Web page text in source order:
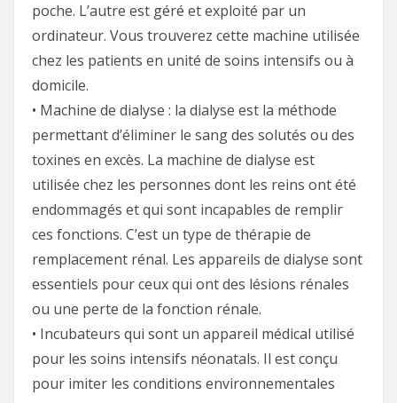
poche. L’autre est géré et exploité par un
ordinateur. Vous trouverez cette machine utilisée
chez les patients en unité de soins intensifs ou à
domicile.
• Machine de dialyse : la dialyse est la méthode
permettant d’éliminer le sang des solutés ou des
toxines en excès. La machine de dialyse est
utilisée chez les personnes dont les reins ont été
endommagés et qui sont incapables de remplir
ces fonctions. C’est un type de thérapie de
remplacement rénal. Les appareils de dialyse sont
essentiels pour ceux qui ont des lésions rénales
ou une perte de la fonction rénale.
• Incubateurs qui sont un appareil médical utilisé
pour les soins intensifs néonatals. Il est conçu
pour imiter les conditions environnementales